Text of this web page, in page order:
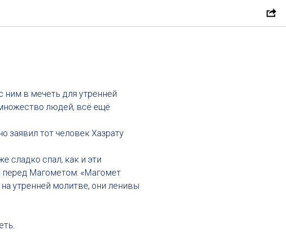
ним в мечеть для утренней
людей, всё ещё
заявил тот человек Хазрату
сладко спал, как и эти
перед Магометом: «Магомет
утренней молитве, они ленивы